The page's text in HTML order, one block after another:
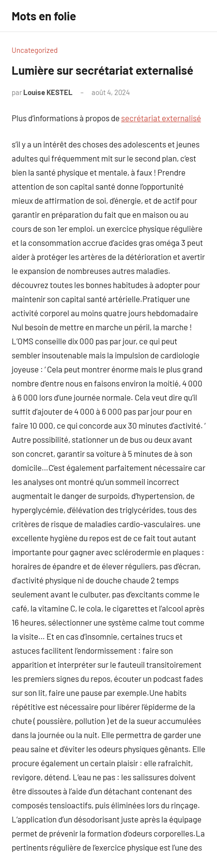
contenu
Mots en folie
Uncategorized
Lumière sur secrétariat externalisé
par Louise KESTEL août 4, 2024
Plus d’informations à propos de secrétariat externalisé
s’il y a un intérêt des choses des adolescents et jeunes
adultes qui fréquemment mit sur le second plan, c’est
bien la santé physique et mentale, à faux ! Prendre
attention de son capital santé donne l’opportunité
mieux de affirmation de soi, d’énergie, et de actif pour
garantir en préparation du fait que en maison ou au
cours de son 1er emploi. un exercice physique régulière
et la consommation accrue d’acides gras oméga 3 peut
aider à protéger les artères de la détérioration et avertir
le expansion de nombreuses autres maladies.
découvrez toutes les bonnes habitudes à adopter pour
maintenir son capital santé artérielle.Pratiquer une
activité corporel au moins quatre jours hebdomadaire
Nul besoin de mettre en marche un péril, la marche !
L’OMS conseille dix 000 pas par jour, ce qui peut
sembler insoutenable mais la impulsion de cardiologie
joyeuse : ‘ Cela peut montrer énorme mais le plus grand
nombre d’entre nous en faisons environ la moitié, 4 000
à 6 000 lors d’une journée normale. Cela veut dire qu’il
suffit d’ajouter de 4 000 à 6 000 pas par jour pour en
faire 10 000, ce qui concorde aux 30 minutes d’activité. ‘
Autre possibilité, stationner un de bus ou deux avant
son concret, garantir sa voiture à 5 minutes de à son
domicile…C’est également parfaitement nécessaire car
les analyses ont montré qu’un sommeil incorrect
augmentait le danger de surpoids, d’hypertension, de
hyperglycémie, d’élévation des triglycérides, tous des
critères de risque de maladies cardio-vasculaires. une
excellente hygiène du repos est de ce fait tout autant
importante pour gagner avec sclérodermie en plaques :
horaires de épandre et de élever réguliers, pas d’écran,
d’activité physique ni de douche chaude 2 temps
seulement avant le culbuter, pas d’excitants comme le
café, la vitamine C, le cola, le cigarettes et l’alcool après
16 heures, sélectionner une système calme tout comme
la visite… Et en cas d’insomnie, certaines trucs et
astuces facilitent l’endormissement : faire son
apparition et interpréter sur le fauteuil transitoirement
les premiers signes du repos, écouter un podcast fades
sur son lit, faire une pause par exemple.Une habits
répétitive est nécessaire pour libérer l’épiderme de la
chute ( poussière, pollution ) et de la sueur accumulées
dans la journée ou la nuit. Elle permettra de garder une
peau saine et d’éviter les odeurs physiques gênants. Elle
procure également un certain plaisir : elle rafraîchit,
revigore, détend. L’eau ne pas : les salissures doivent
être dissoutes à l’aide d’un détachant contenant des
composés tensioactifs, puis éliminées lors du rinçage.
L’application d’un désodorisant juste après la équipage
permet de prévenir la formation d’odeurs corporelles.La
pertinents régulière de l’exercice physique est l’une des